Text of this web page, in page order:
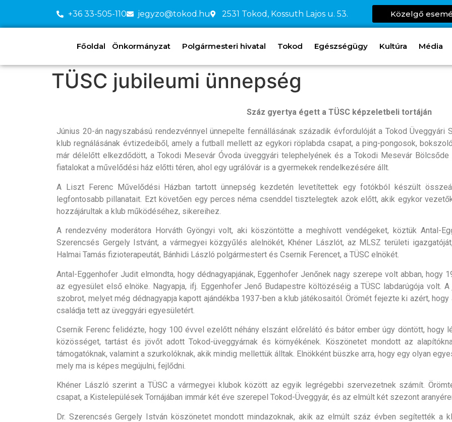
+36 33-505-110 jegyzo@tokod.hu 2531 Tokod, Kossuth Lajos u. 53. Közelgő
Főoldal Önkormányzat Polgármesteri hivatal Tokod Egészségügy Kultúra Média
TÜSC jubileumi ünnepség
Száz gyertya égett a TÜSC képzeletbeli tortáján
Június 20-án nagyszabású rendezvénnyel ünnepelte fennállásának századik évfordulóját a Tokod Üveggyári
klub regnálásának évtizedeiből, amely a futball mellett az egykori röplabda csapat, a ping-pongosok,
már délelőtt elkezdődött, a Tokodi Mesevár Óvoda üveggyári telephelyének és a Tokodi Mesevár
fiatalokat a művelődési ház előtti téren, ahol egy ugrálóvár is a gyermekek rendelkezésére állt.
A Liszt Ferenc Művelődési Házban tartott ünnepség kezdetén levetítettek egy fotókból készült
legfontosabb pillanatait. Ezt követően egy perces néma csenddel tisztelegtek azok előtt, akik egykor
hozzájárultak a klub működéséhez, sikereihez.
A rendezvény moderátora Horváth Gyöngyi volt, aki köszöntötte a meghívott vendégeket, köztük Antal-
Szerencsés Gergely Istvánt, a vármegyei közgyűlés alelnökét, Khéner Lászlót, az MLSZ területi
Halmai Tamás fizioterapeutát, Bánhidi László polgármestert és Csernik Ferencet, a TÜSC elnökét.
Antal-Eggenhofer Judit elmondta, hogy dédnagyapjának, Eggenhofer Jenőnek nagy szerepe volt abban, hogy
az egyesület első elnöke. Nagyapja, ifj. Eggenhofer Jenő Budapestre költözéséig a TÜSC labdarúgója volt.
szobrot, melyet még dédnagyapja kapott ajándékba 1937-ben a klub játékosaitól. Örömét fejezte ki azért,
családja tett az üveggyári egyesületért.
Csernik Ferenc felidézte, hogy 100 évvel ezelőtt néhány elszánt előrelátó és bátor ember úgy döntött, hogy
közösséget, tartást és jövőt adott Tokod-üveggyárnak és környékének. Köszönetet mondott az
támogatóknak, valamint a szurkolóknak, akik mindig mellettük álltak. Elnökként büszke arra, hogy egy olyan
mely ma is képes megújulni, fejlődni.
Khéner László szerint a TÜSC a vármegyei klubok között az egyik legrégebbi szervezetnek számít.
csapat, a Kistelepülések Tornájában immár két éve szerepel Tokod-Üveggyár, és az elmúlt két szezont
Dr. Szerencsés Gergely István köszönetet mondott mindazoknak, akik az elmúlt száz évben segítették a